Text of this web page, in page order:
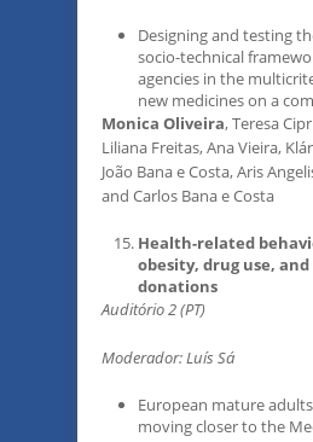
Designing and testing
socio-technical
agencies in the
new medicines on a
Monica Oliveira, Teresa
Liliana Freitas, Ana Vieira,
João Bana e Costa, Aris
and Carlos Bana e Costa
Health-related
obesity, drug use, and
donations
Auditório 2 (PT)
Moderador: Luís Sá
European mature
moving closer to the